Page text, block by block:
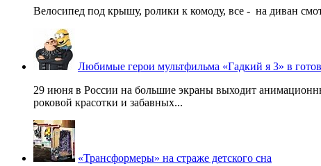
Велосипед под крышу, ролики к комоду, все - на диван
Любимые герои мультфильма «Гадкий я 3» в
29 июня в России на большие экраны выходит
роковой красотки и забавных...
«Трансформеры» на страже детского сна